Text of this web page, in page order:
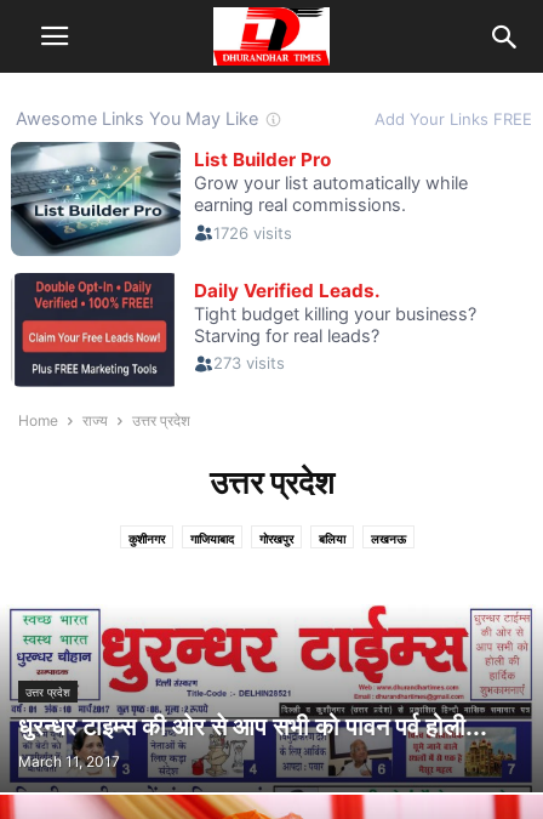
Home राज्य उत्तर प्रदेश
उत्तर प्रदेश
कुशीनगर गाजियाबाद गोरखपुर बलिया लखनऊ
उत्तर प्रदेश
धुरन्धर टाइम्स की ओर से आप सभी को पावन पर्व होली...
March 11, 2017